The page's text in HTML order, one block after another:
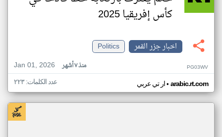
كأس إفريقيا 2025
اخبار جزر القمر
Politics
Jan 01, 2026
منذ ٧ أشهر PG03WV
ار تي عربي• arabic.rt.com عدد الكلمات: ٢٢٣